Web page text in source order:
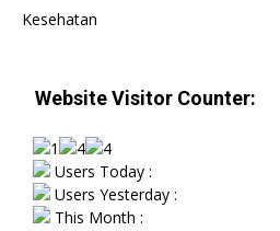
Kesehatan
Website Visitor Counter:
Users Today :
Users Yesterday :
This Month :